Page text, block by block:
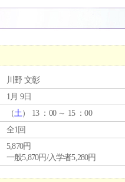
川野 文彰
1月 9日
（土） 13 ：00 ～ 15 ：00
全1回
5,870円
一般5,870円/入学者5,280円